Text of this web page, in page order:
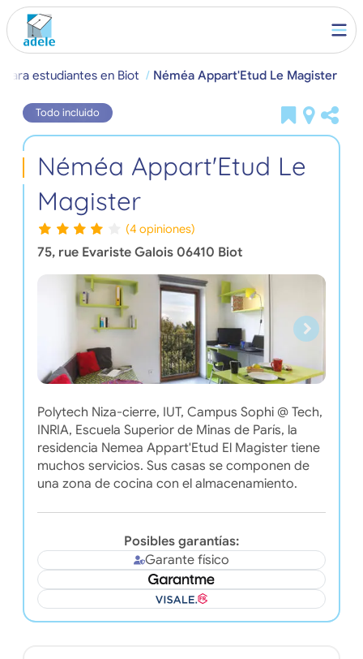
para estudiantes en Biot Néméa Appart'Etud Le Magister
Todo incluido
Néméa Appart'Etud Le
Magister
(4 opiniones)
75, rue Evariste Galois 06410 Biot
Polytech Niza-cierre, IUT, Campus Sophi @ Tech,
INRIA, Escuela Superior de Minas de París, la
residencia Nemea Appart'Etud El Magister tiene
muchos servicios. Sus casas se componen de
una zona de cocina con el almacenamiento.
Posibles garantías:
Garante físico